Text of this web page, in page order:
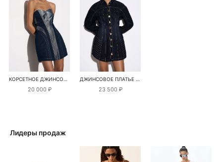
КОРСЕТНОЕ ДЖИНСОВОЕ ПЛАТЬЕ
20 000 ₽
ДЖИНСОВОЕ ПЛАТЬЕ МИНИ С ЭФФЕКТОМ БАРХАТА
23 500 ₽
Лидеры продаж